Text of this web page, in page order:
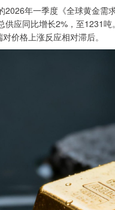
年一季度《全球黄金需
供应同比增长2%，至1231
价格上涨反应相对滞后。